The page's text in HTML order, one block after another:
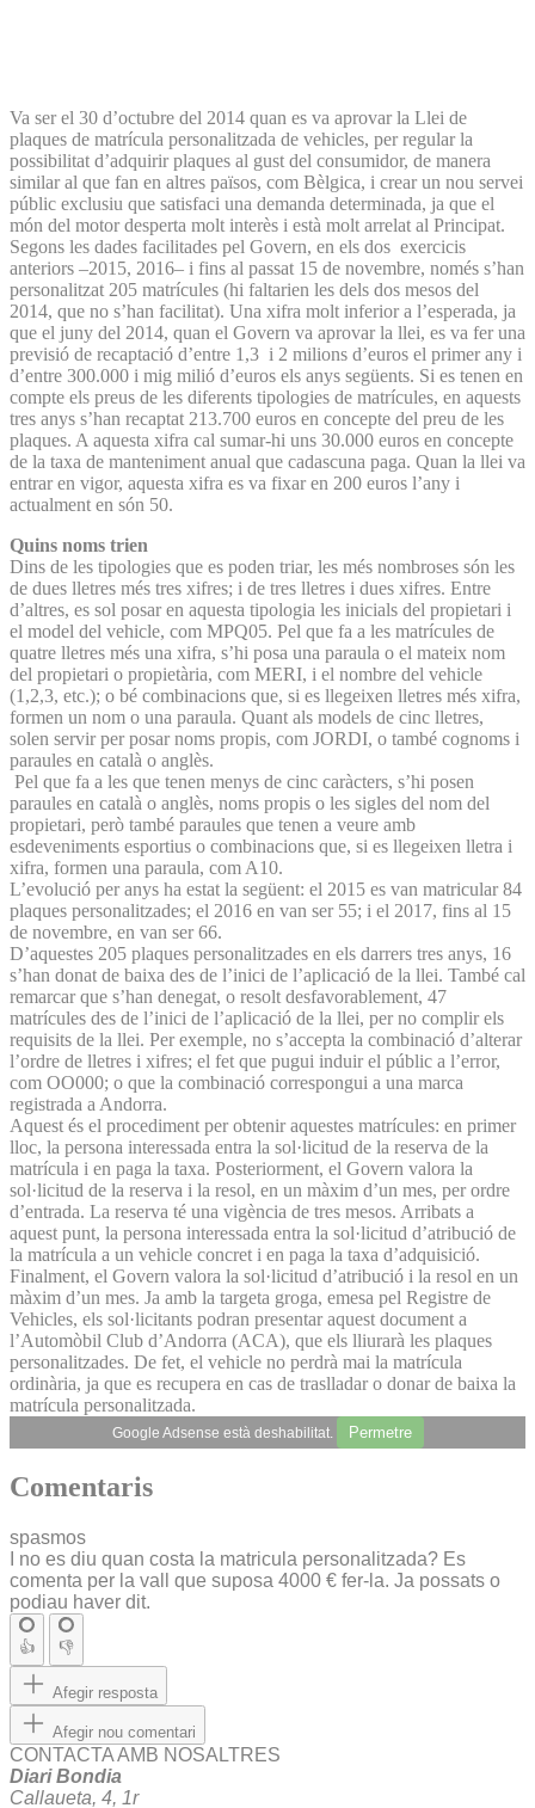
Va ser el 30 d’octubre del 2014 quan es va aprovar la Llei de
plaques de matrícula personalitzada de vehicles, per regular la
possibilitat d’adquirir plaques al gust del consumidor, de manera
similar al que fan en altres països, com Bèlgica, i crear un nou servei
públic exclusiu que satisfaci una demanda determinada, ja que el
món del motor desperta molt interès i està molt arrelat al Principat.
Segons les dades facilitades pel Govern, en els dos exercicis
anteriors –2015, 2016– i fins al passat 15 de novembre, només s’han
personalitzat 205 matrícules (hi faltarien les dels dos mesos del
2014, que no s’han facilitat). Una xifra molt inferior a l’esperada, ja
que el juny del 2014, quan el Govern va aprovar la llei, es va fer una
previsió de recaptació d’entre 1,3 i 2 milions d’euros el primer any i
d’entre 300.000 i mig milió d’euros els anys següents. Si es tenen en
compte els preus de les diferents tipologies de matrícules, en aquests
tres anys s’han recaptat 213.700 euros en concepte del preu de les
plaques. A aquesta xifra cal sumar-hi uns 30.000 euros en concepte
de la taxa de manteniment anual que cadascuna paga. Quan la llei va
entrar en vigor, aquesta xifra es va fixar en 200 euros l’any i
actualment en són 50.
Quins noms trien
Dins de les tipologies que es poden triar, les més nombroses són les
de dues lletres més tres xifres; i de tres lletres i dues xifres. Entre
d’altres, es sol posar en aquesta tipologia les inicials del propietari i
el model del vehicle, com MPQ05. Pel que fa a les matrícules de
quatre lletres més una xifra, s’hi posa una paraula o el mateix nom
del propietari o propietària, com MERI, i el nombre del vehicle
(1,2,3, etc.); o bé combinacions que, si es llegeixen lletres més xifra,
formen un nom o una paraula. Quant als models de cinc lletres,
solen servir per posar noms propis, com JORDI, o també cognoms i
paraules en català o anglès.
Pel que fa a les que tenen menys de cinc caràcters, s’hi posen
paraules en català o anglès, noms propis o les sigles del nom del
propietari, però també paraules que tenen a veure amb
esdeveniments esportius o combinacions que, si es llegeixen lletra i
xifra, formen una paraula, com A10.
L’evolució per anys ha estat la següent: el 2015 es van matricular 84
plaques personalitzades; el 2016 en van ser 55; i el 2017, fins al 15
de novembre, en van ser 66.
D’aquestes 205 plaques personalitzades en els darrers tres anys, 16
s’han donat de baixa des de l’inici de l’aplicació de la llei. També cal
remarcar que s’han denegat, o resolt desfavorablement, 47
matrícules des de l’inici de l’aplicació de la llei, per no complir els
requisits de la llei. Per exemple, no s’accepta la combinació d’alterar
l’ordre de lletres i xifres; el fet que pugui induir el públic a l’error,
com OO000; o que la combinació correspongui a una marca
registrada a Andorra.
Aquest és el procediment per obtenir aquestes matrícules: en primer
lloc, la persona interessada entra la sol·licitud de la reserva de la
matrícula i en paga la taxa. Posteriorment, el Govern valora la
sol·licitud de la reserva i la resol, en un màxim d’un mes, per ordre
d’entrada. La reserva té una vigència de tres mesos. Arribats a
aquest punt, la persona interessada entra la sol·licitud d’atribució de
la matrícula a un vehicle concret i en paga la taxa d’adquisició.
Finalment, el Govern valora la sol·licitud d’atribució i la resol en un
màxim d’un mes. Ja amb la targeta groga, emesa pel Registre de
Vehicles, els sol·licitants podran presentar aquest document a
l’Automòbil Club d’Andorra (ACA), que els lliurarà les plaques
personalitzades. De fet, el vehicle no perdrà mai la matrícula
ordinària, ja que es recupera en cas de traslladar o donar de baixa la
matrícula personalitzada.
Google Adsense està deshabilitat. Permetre
Comentaris
spasmos
I no es diu quan costa la matricula personalitzada? Es
comenta per la vall que suposa 4000 € fer-la. Ja possats o
podiau haver dit.
👍 👎
Afegir resposta
Afegir nou comentari
CONTACTA AMB NOSALTRES
Diari Bondia
Callaueta, 4, 1r